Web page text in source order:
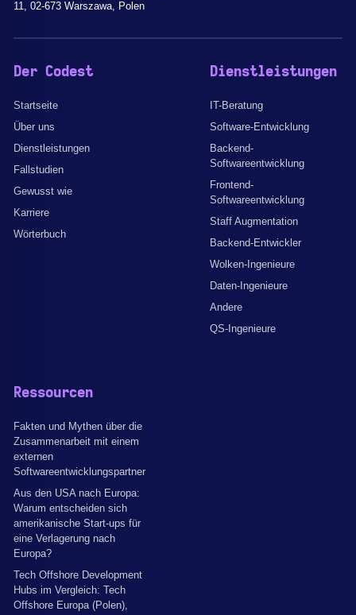
11, 02-673 Warszawa, Polen
Der Codest
Startseite
Über uns
Dienstleistungen
Fallstudien
Gewusst wie
Karriere
Wörterbuch
Dienstleistungen
IT-Beratung
Software-Entwicklung
Backend-
Softwareentwicklung
Frontend-
Softwareentwicklung
Staff Augmentation
Backend-Entwickler
Wolken-Ingenieure
Daten-Ingenieure
Andere
QS-Ingenieure
Ressourcen
Fakten und Mythen über die
Zusammenarbeit mit einem
externen
Softwareentwicklungspartner
Aus den USA nach Europa:
Warum entscheiden sich
amerikanische Start-ups für
eine Verlagerung nach
Europa?
Tech Offshore Development
Hubs im Vergleich: Tech
Offshore Europa (Polen),